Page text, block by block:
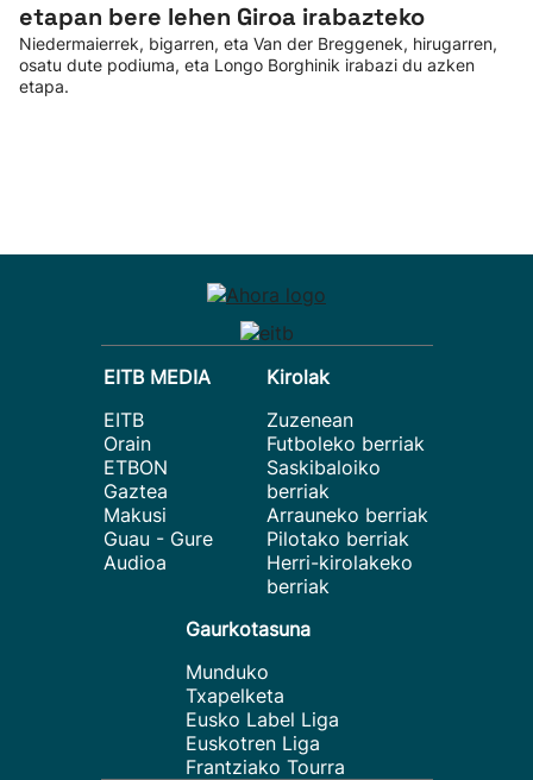
etapan bere lehen Giroa irabazteko
Niedermaierrek, bigarren, eta Van der Breggenek, hirugarren,
osatu dute podiuma, eta Longo Borghinik irabazi du azken
etapa.
EITB MEDIA
EITB
Orain
ETBON
Gaztea
Makusi
Guau - Gure
Audioa
Kirolak
Zuzenean
Futboleko berriak
Saskibaloiko
berriak
Arrauneko berriak
Pilotako berriak
Herri-kirolakeko
berriak
Gaurkotasuna
Munduko
Txapelketa
Eusko Label Liga
Euskotren Liga
Frantziako Tourra